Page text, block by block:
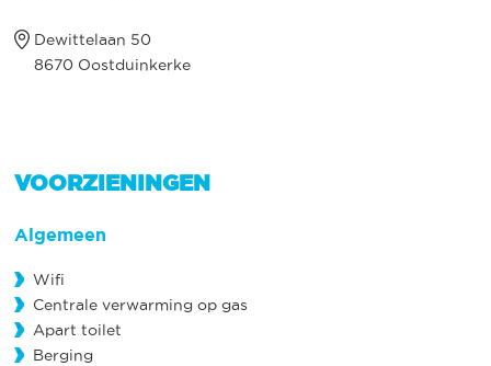
Dewittelaan 50
8670 Oostduinkerke
VOORZIENINGEN
Algemeen
Wifi
Centrale verwarming op gas
Apart toilet
Berging